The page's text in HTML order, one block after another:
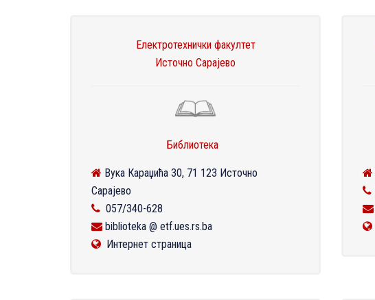
Електротехнички факултет
Источно Сарајево
Библиотека
Вука Караџића 30, 71 123 Источно
Сарајево
057/340-628
biblioteka @ etf.ues.rs.ba
Интернет страница